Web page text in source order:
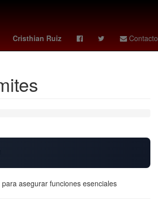
Cristhian Ruiz Contacto
brenden aaronson
asegurar funciones esenciales